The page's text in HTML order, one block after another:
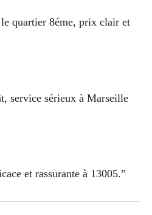
quartier 8éme, prix clair et
service sérieux à Marseille
et rassurante à 13005.”